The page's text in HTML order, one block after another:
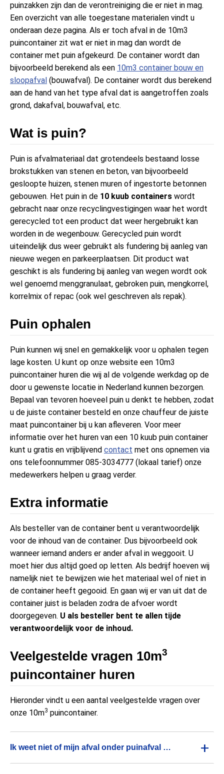
puinzakken zijn dan de verontreiniging die er niet in mag.
Een overzicht van alle toegestane materialen vindt u
onderaan deze pagina. Als er toch afval in de 10m3
puincontainer zit wat er niet in mag dan wordt de
container met puin afgekeurd. De container wordt dan
bijvoorbeeld berekend als een 10m3 container bouw en
sloopafval (bouwafval). De container wordt dus berekend
aan de hand van het type afval dat is aangetroffen zoals
grond, dakafval, bouwafval, etc.
Wat is puin?
Puin is afvalmateriaal dat grotendeels bestaand losse
brokstukken van stenen en beton, van bijvoorbeeld
gesloopte huizen, stenen muren of ingestorte betonnen
gebouwen. Het puin in de 10 kuub containers wordt
gebracht naar onze recyclingvestigingen waar het wordt
gerecycled tot een product dat weer hergebruikt kan
worden in de wegenbouw. Gerecycled puin wordt
uiteindelijk dus weer gebruikt als fundering bij aanleg van
nieuwe wegen en parkeerplaatsen. Dit product wat
geschikt is als fundering bij aanleg van wegen wordt ook
wel genoemd menggranulaat, gebroken puin, mengkorrel,
korrelmix of repac (ook wel geschreven als repak).
Puin ophalen
Puin kunnen wij snel en gemakkelijk voor u ophalen tegen
lage kosten. U kunt op onze website een 10m3
puincontainer huren die wij al de volgende werkdag op de
door u gewenste locatie in Nederland kunnen bezorgen.
Bepaal van tevoren hoeveel puin u denkt te hebben, zodat
u de juiste container besteld en onze chauffeur de juiste
maat puincontainer bij u kan afleveren. Voor meer
informatie over het huren van een 10 kuub puin container
kunt u gratis en vrijblijvend contact met ons opnemen via
ons telefoonnummer 085-3034777 (lokaal tarief) onze
medewerkers helpen u graag verder.
Extra informatie
Als besteller van de container bent u verantwoordelijk
voor de inhoud van de container. Dus bijvoorbeeld ook
wanneer iemand anders er ander afval in weggooit. U
moet hier dus altijd goed op letten. Als bedrijf hoeven wij
namelijk niet te bewijzen wie het materiaal wel of niet in
de container heeft gegooid. En gaan wij er van uit dat de
container juist is beladen zodra de afvoer wordt
doorgegeven. U als besteller bent te allen tijde
verantwoordelijk voor de inhoud.
Veelgestelde vragen 10m3
puincontainer huren
Hieronder vindt u een aantal veelgestelde vragen over
onze 10m3 puincontainer.
Ik weet niet of mijn afval onder puinafval valt?
+